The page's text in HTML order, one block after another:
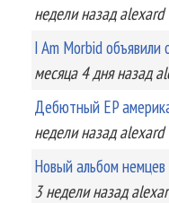
неделиназад alexard
I Am Morbid объявили
месяца 4 дняназад
Дебютный EP
неделиназад alexard
Новый альбом
3 неделиназад